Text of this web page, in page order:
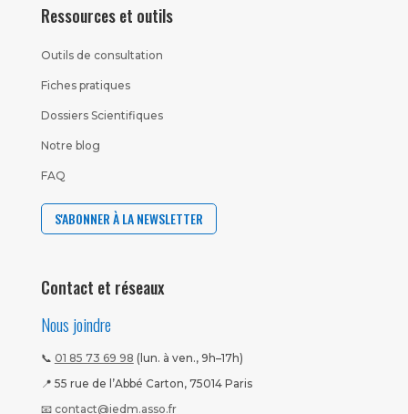
Ressources et outils
Outils de consultation
Fiches pratiques
Dossiers Scientifiques
Notre blog
FAQ
S'ABONNER À LA NEWSLETTER
Contact et réseaux
Nous joindre
📞 01 85 73 69 98 (lun. à ven., 9h–17h)
📍 55 rue de l’Abbé Carton, 75014 Paris
📧 contact@iedm.asso.fr